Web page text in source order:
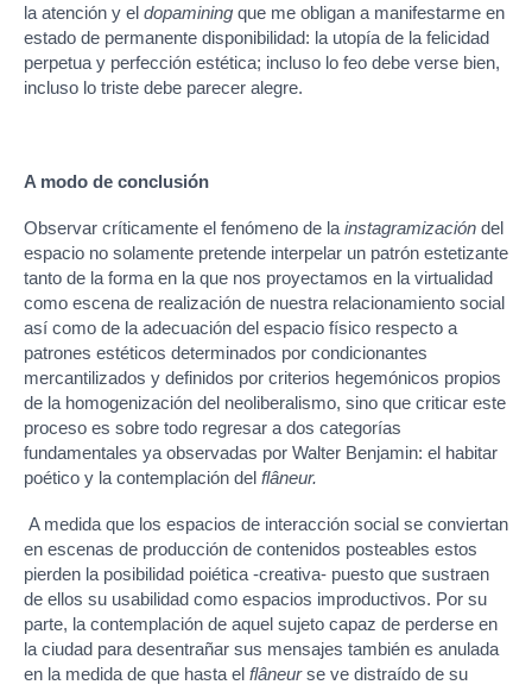
la atención y el dopamining que me obligan a manifestarme en
estado de permanente disponibilidad: la utopía de la felicidad
perpetua y perfección estética; incluso lo feo debe verse bien,
incluso lo triste debe parecer alegre.
A modo de conclusión
Observar críticamente el fenómeno de la instagramización del
espacio no solamente pretende interpelar un patrón estetizante
tanto de la forma en la que nos proyectamos en la virtualidad
como escena de realización de nuestra relacionamiento social
así como de la adecuación del espacio físico respecto a
patrones estéticos determinados por condicionantes
mercantilizados y definidos por criterios hegemónicos propios
de la homogenización del neoliberalismo, sino que criticar este
proceso es sobre todo regresar a dos categorías
fundamentales ya observadas por Walter Benjamin: el habitar
poético y la contemplación del flâneur.
A medida que los espacios de interacción social se conviertan
en escenas de producción de contenidos posteables estos
pierden la posibilidad poiética -creativa- puesto que sustraen
de ellos su usabilidad como espacios improductivos. Por su
parte, la contemplación de aquel sujeto capaz de perderse en
la ciudad para desentrañar sus mensajes también es anulada
en la medida de que hasta el flâneurse ve distraído de su